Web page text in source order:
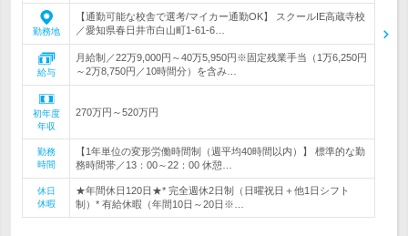
勤務地
【通勤可能な校舎で選考/マイカー通勤OK】 スクールIE高蔵寺校
／愛知県春日井市白山町1-61-6…
給与
月給制／22万9,000円～40万5,950円※固定残業手当（1万6,250円
～2万8,750円／10時間分）を含み…
初年度
年収
270万円～520万円
勤務
時間
【1年単位の変形労働時間制（週平均40時間以内）】 標準的な勤
務時間帯／13：00～22：00 休憩…
休日
休暇
★年間休日120日★* 完全週休2日制（日曜祝日＋他1日シフト
制）* 有給休暇（年間10日～20日※…